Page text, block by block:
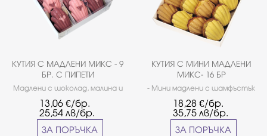
КУТИЯ С МАДЛЕНИ МИКС - 9
БР. С ПИПЕТИ
Мадлени с шоколад, малина и
ягода и розов джин - 4 бр.
13,06€/бр.
25,54лв/бр.
ЗА ПОРЪЧКА
КУТИЯ С МИНИ МАДЛЕНИ
МИКС- 16 БР
- Мини мадлени с шамфъстък
мадлени с шоколад и карамел
- 8бр
18,28€/бр.
35,75лв/бр.
ЗА ПОРЪЧКА